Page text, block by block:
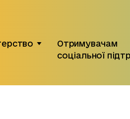
Отримувачам
соціальної